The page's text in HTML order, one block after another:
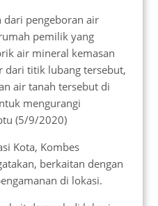
dari pengeboran air
pemilik yang
air mineral kemasan
dari titik lubang tersebut,
air tanah tersebut di
mengurangi
(5/9/2020)
Kota, Kombes
berkaitan dengan
di lokasi.